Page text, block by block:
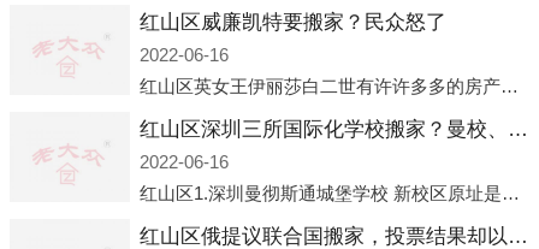
红山区威廉凯特要搬家？民众怒了
2022-06-16
红山区英女王伊丽莎白二世有许许多多的房产，遍布英国各地。而作为英女王的亲孙子、未来的英国国王，威廉王子自然也能享受到女王的房产。目前，威廉凯特以及三个孩子有两个经常居住的地点，一处是位于伦敦的肯辛顿宫，一处
红山区深圳三所国际化学校搬家？曼校、QSI、南山中英文搬走了
2022-06-16
红山区1.深圳曼彻斯通城堡学校 新校区原址是蛇口国际据悉，此次曼彻斯通城堡学校搬迁到蛇口新校区的开办与蛇口外籍人员子女学校（蛇口国际）有很大的关联。2021年，太子湾实验部就宣布在2022年正式并入蛇口外籍
红山区俄提议联合国搬家，投票结果却以惨败收场